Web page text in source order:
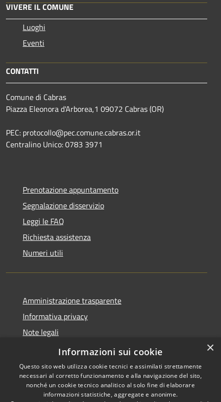
VIVERE IL COMUNE
Luoghi
Eventi
CONTATTI
Comune di Cabras
Piazza Eleonora d'Arborea,1 09072 Cabras (OR)
PEC: protocollo@pec.comune.cabras.or.it
Centralino Unico: 0783 3971
Prenotazione appuntamento
Segnalazione disservizio
Leggi le FAQ
Richiesta assistenza
Numeri utili
Amministrazione trasparente
Informativa privacy
Note legali
Dichiarazione di accessibilità
Copyright © 2026 • Comune di
×
Informazioni sui cookie
Questo sito web utilizza cookie tecnici e assimilati strettamente
necessari al corretto funzionamento e alla navigazione del sito,
nonché un cookie tecnico analitico al solo fine di elaborare
informazioni statistiche, aggregate e anonime.